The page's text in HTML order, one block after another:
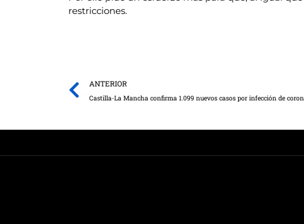
restricciones.
Prev
ANTERIOR
Castilla-La Mancha confirma 1.099 nuevos casos por infección de